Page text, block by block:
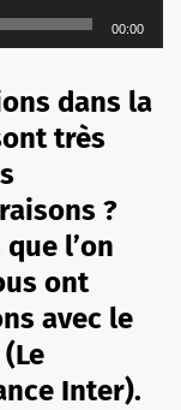
00:00
dans la
très
?
l’on
ont
avec le
Inter).